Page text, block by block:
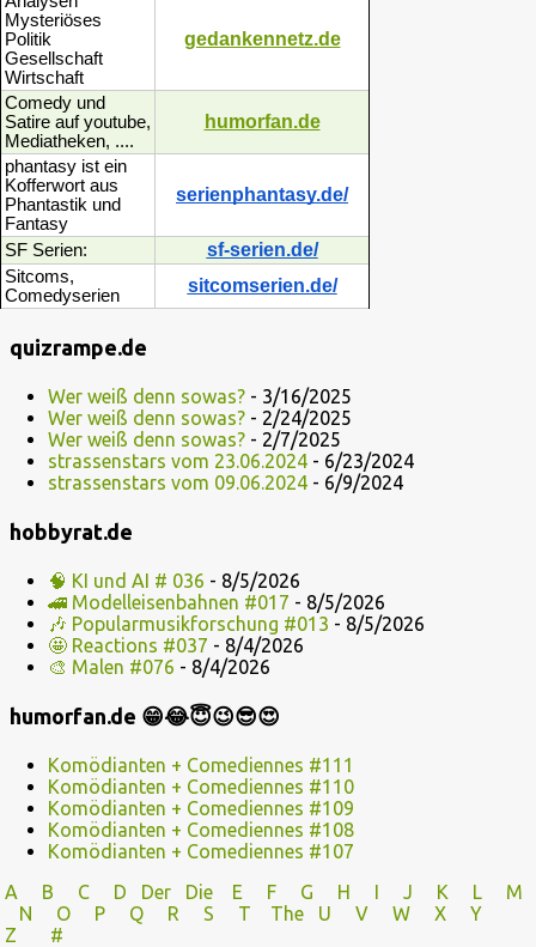
Mysteriöses
Politik
Gesellschaft
Wirtschaft
gedankennetz.de
Comedy und
Satire auf youtube,
Mediatheken, ....
humorfan.de
phantasy ist ein
Kofferwort aus
Phantastik und
Fantasy
serienphantasy.de/
SF Serien: sf-serien.de/
Sitcoms,
Comedyserien
sitcomserien.de/
quizrampe.de
Wer weiß denn sowas? - 3/16/2025
Wer weiß denn sowas? - 2/24/2025
Wer weiß denn sowas? - 2/7/2025
strassenstars vom 23.06.2024 - 6/23/2024
strassenstars vom 09.06.2024 - 6/9/2024
hobbyrat.de
🧠 KI und AI # 036 - 8/5/2026
🚄 Modelleisenbahnen #017 - 8/5/2026
🎶 Popularmusikforschung #013 - 8/5/2026
🤩 Reactions #037 - 8/4/2026
🎨 Malen #076 - 8/4/2026
humorfan.de 😁😂😇😉😎😍
Komödianten + Comediennes #111
Komödianten + Comediennes #110
Komödianten + Comediennes #109
Komödianten + Comediennes #108
Komödianten + Comediennes #107
A
B C D Der Die E F G H I J K L
M
N
O P Q R S T The U V
W X Y
Z
#